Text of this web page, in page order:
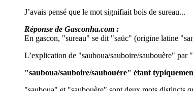
J’avais pensé que le mot signifiait bois de sureau...
Réponse de Gasconha.com :
En gascon, "sureau" se dit "saüc" (origine latine
L’explication de "sauboua/sauboire/saubouère" par
"sauboua/sauboire/saubouère" étant